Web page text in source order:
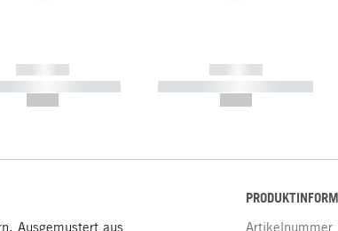
------------
----------- -----------
------------
----------- ----------- -----------
Ausgemustert aus
Artikelnummer